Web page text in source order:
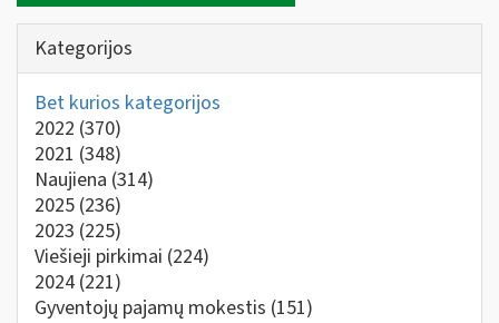
Kategorijos
Bet kurios kategorijos
2022 (370)
2021 (348)
Naujiena (314)
2025 (236)
2023 (225)
Viešieji pirkimai (224)
2024 (221)
Gyventojų pajamų mokestis (151)